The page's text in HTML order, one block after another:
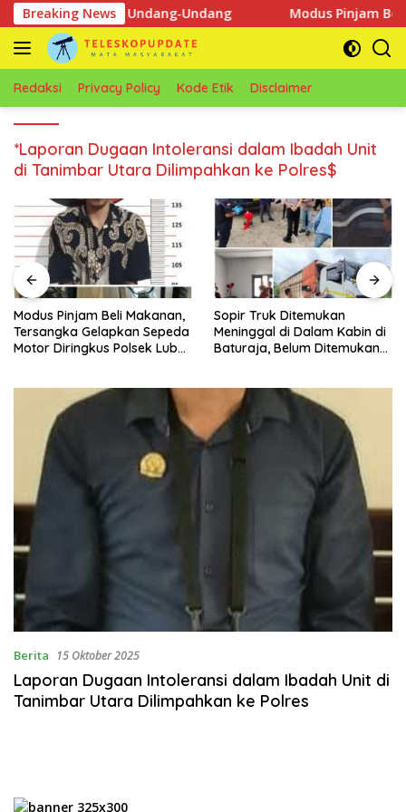
Langsung
ke
konten
Breaking News
Berdasarkan Undang‑Undang Modus Pinjam Beli
Redaksi Privacy Policy Kode Etik Disclaimer
*Laporan Dugaan Intoleransi dalam Ibadah Unit
di Tanimbar Utara Dilimpahkan ke Polres$
Modus Pinjam Beli Makanan,
Tersangka Gelapkan Sepeda
Motor Diringkus Polsek Lubuk
Sopir Truk Ditemukan
Meninggal di Dalam Kabin di
Baturaja, Belum Ditemukan
Berita 15 Oktober 2025
Laporan Dugaan Intoleransi dalam Ibadah Unit di
Tanimbar Utara Dilimpahkan ke Polres